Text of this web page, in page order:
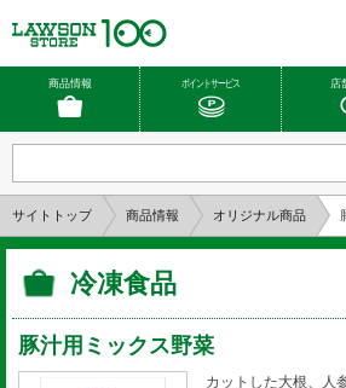
商品情報 ポイントサービス 店
サイトトップ 商品情報 オリジナル商品
冷凍食品
豚汁用ミックス野菜
カットした大根、人